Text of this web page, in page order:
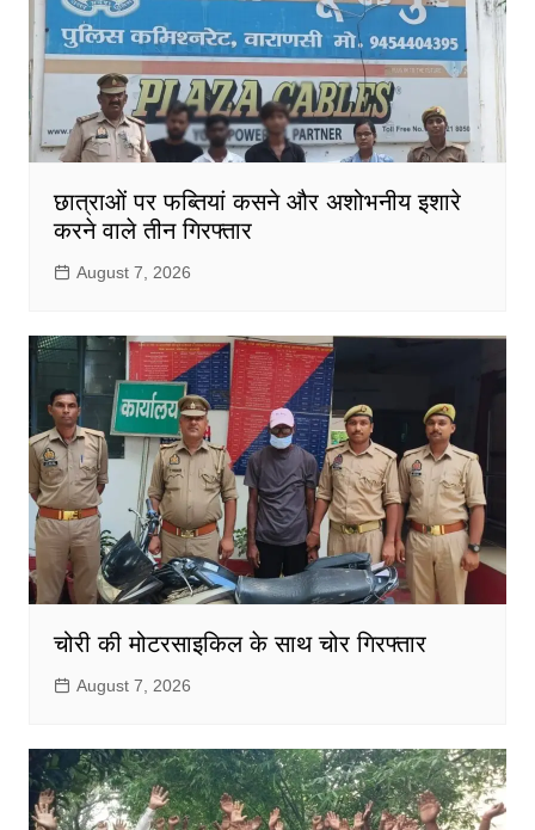
छात्राओं पर फब्तियां कसने और अशोभनीय इशारे
करने वाले तीन गिरफ्तार
August 7, 2026
चोरी की मोटरसाइकिल के साथ चोर गिरफ्तार
August 7, 2026